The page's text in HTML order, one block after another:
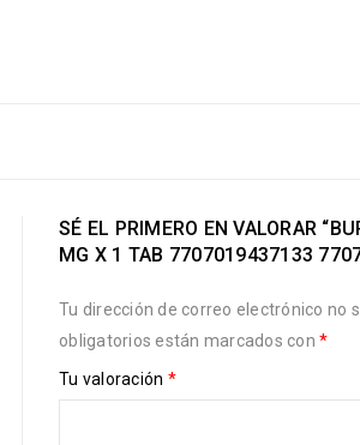
SÉ EL PRIMERO EN VALORAR
MG X 1 TAB 7707019437133
Tu dirección de correo electrónico no
obligatorios están marcados con*
Tu valoración *